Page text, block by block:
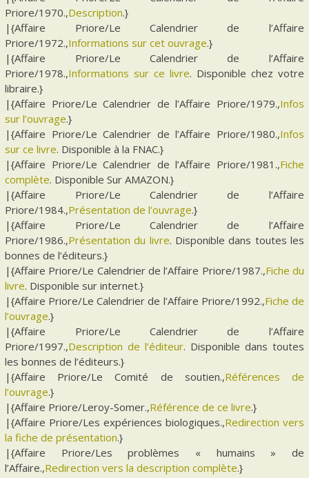
Priore/1970.,Description.}
|{Affaire Priore/Le Calendrier de l’Affaire
Priore/1972.,Informations sur cet ouvrage.}
|{Affaire Priore/Le Calendrier de l’Affaire
Priore/1978.,Informations sur ce livre. Disponible chez votre
libraire.}
|{Affaire Priore/Le Calendrier de l’Affaire Priore/1979.,Infos
sur l’ouvrage.}
|{Affaire Priore/Le Calendrier de l’Affaire Priore/1980.,Infos
sur ce livre. Disponible à la FNAC.}
|{Affaire Priore/Le Calendrier de l’Affaire Priore/1981.,Fiche
complète. Disponible Sur AMAZON.}
|{Affaire Priore/Le Calendrier de l’Affaire
Priore/1984.,Présentation de l’ouvrage.}
|{Affaire Priore/Le Calendrier de l’Affaire
Priore/1986.,Présentation du livre. Disponible dans toutes les
bonnes de l’éditeurs.}
|{Affaire Priore/Le Calendrier de l’Affaire Priore/1987.,Fiche du
livre. Disponible sur internet.}
|{Affaire Priore/Le Calendrier de l’Affaire Priore/1992.,Fiche de
l’ouvrage.}
|{Affaire Priore/Le Calendrier de l’Affaire
Priore/1997.,Description de l’éditeur. Disponible dans toutes
les bonnes de l’éditeurs.}
|{Affaire Priore/Le Comité de soutien.,Références de
l’ouvrage.}
|{Affaire Priore/Leroy-Somer.,Référence de ce livre.}
|{Affaire Priore/Les expériences biologiques.,Redirection vers
la fiche de présentation.}
|{Affaire Priore/Les problèmes « humains » de
l’Affaire.,Redirection vers la description complète.}